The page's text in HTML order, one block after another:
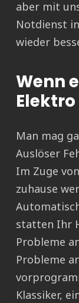
aber mit
Notdienst
wieder
Wenn
Man mag
Auslöser
Im Zuge
zuhause
statten Ihr
Probleme
Probleme
Klassiker,